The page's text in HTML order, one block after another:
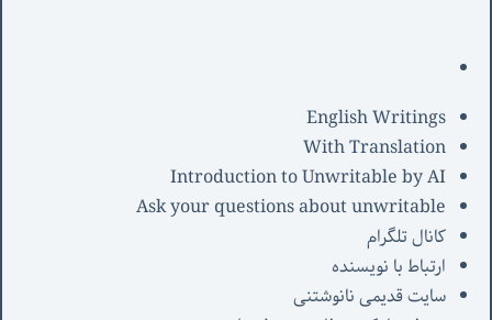
English Writings
With Translation
Introduction to Unwritable by AI
Ask your questions about unwritable
کانال تلگرام
ارتباط با نویسنده
سایت قدیمی نانوشتنی